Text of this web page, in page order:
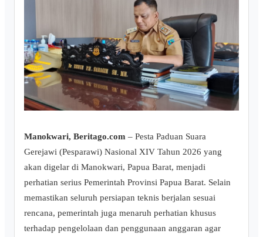
Manokwari, Beritago.com – Pesta Paduan Suara
Gerejawi (Pesparawi) Nasional XIV Tahun 2026 yang
akan digelar di Manokwari, Papua Barat, menjadi
perhatian serius Pemerintah Provinsi Papua Barat. Selain
memastikan seluruh persiapan teknis berjalan sesuai
rencana, pemerintah juga menaruh perhatian khusus
terhadap pengelolaan dan penggunaan anggaran agar